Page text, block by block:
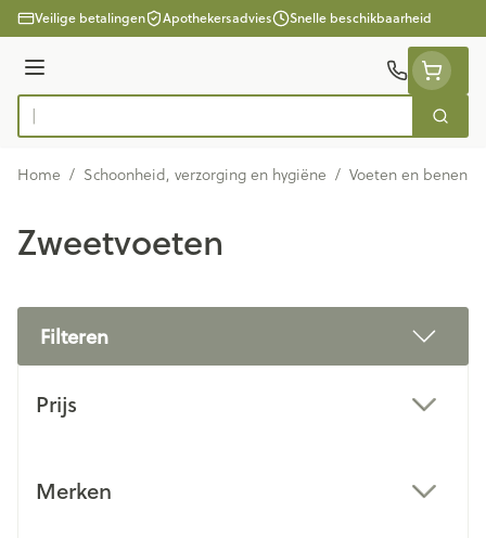
Ga naar de inhoud
Veilige betalingen Apothekersadvies Snelle beschikbaarheid
Menu
Product, merk, categorie...
Zoek
Home / Schoonheid, verzorging en hygiëne / Voeten en benen
Zweetvoeten
Filteren
Prijs
Merken